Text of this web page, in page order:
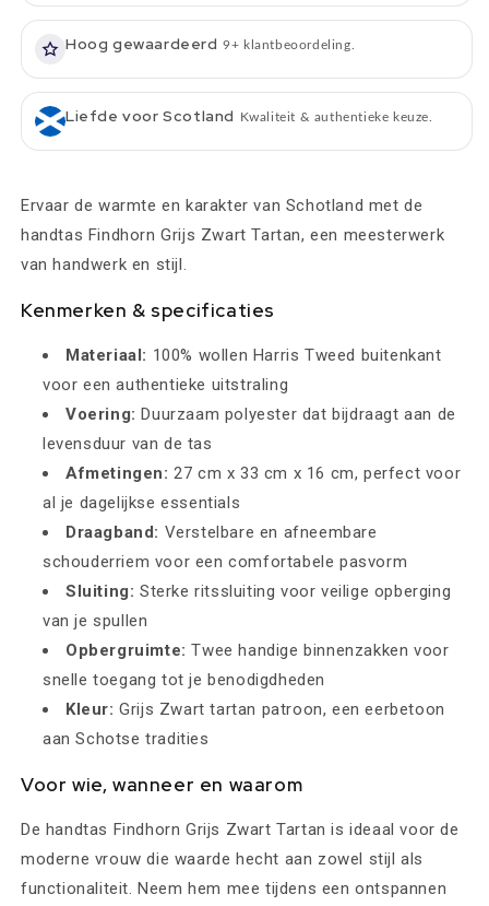
Glen
Appin
of
Scotland
Glen
Appin
Scotland
Hoog gewaardeerd 9+ klantbeoordeling.
Liefde voor Scotland Kwaliteit & authentieke keuze.
Ervaar de warmte en karakter van Schotland met de
handtas Findhorn Grijs Zwart Tartan, een meesterwerk
van handwerk en stijl.
Kenmerken & specificaties
Materiaal: 100% wollen Harris Tweed buitenkant
voor een authentieke uitstraling
Voering: Duurzaam polyester dat bijdraagt aan de
levensduur van de tas
Afmetingen: 27 cm x 33 cm x 16 cm, perfect voor
al je dagelijkse essentials
Draagband: Verstelbare en afneembare
schouderriem voor een comfortabele pasvorm
Sluiting: Sterke ritssluiting voor veilige opberging
van je spullen
Opbergruimte: Twee handige binnenzakken voor
snelle toegang tot je benodigdheden
Kleur: Grijs Zwart tartan patroon, een eerbetoon
aan Schotse tradities
Voor wie, wanneer en waarom
De handtas Findhorn Grijs Zwart Tartan is ideaal voor de
moderne vrouw die waarde hecht aan zowel stijl als
functionaliteit. Neem hem mee tijdens een ontspannen